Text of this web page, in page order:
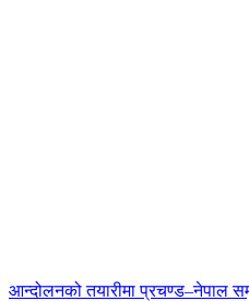
आन्दोलनको तयारीमा प्रचण्ड–नेपाल